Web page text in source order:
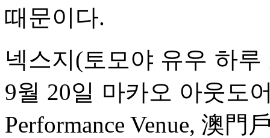
때문이다.
넥스지(토모야 유우 하
9월 20일 마카오 아웃도
Performance Venue, 澳